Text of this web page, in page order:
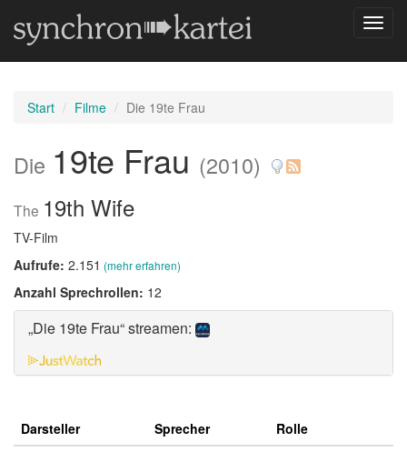
Start Filme Die 19te Frau
Die 19te Frau (2010)
The 19th Wife
TV-Film
Aufrufe: 2.151 (mehr erfahren)
Anzahl Sprechrollen: 12
„Die 19te Frau“ streamen:
Darsteller Sprecher
Rolle